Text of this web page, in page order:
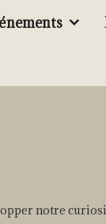
notre